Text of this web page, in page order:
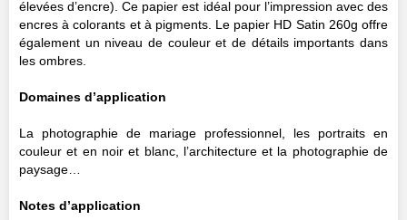
élevées d’encre). Ce papier est idéal pour l’impression avec des
encres à colorants et à pigments. Le papier HD Satin 260g offre
également un niveau de couleur et de détails importants dans
les ombres.
Domaines d’application
La photographie de mariage professionnel, les portraits en
couleur et en noir et blanc, l’architecture et la photographie de
paysage…
Notes d’application